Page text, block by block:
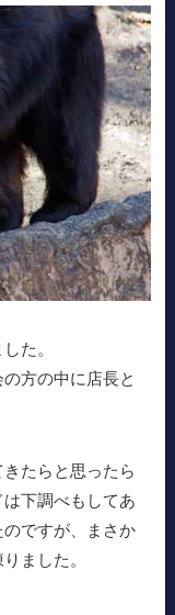
た。
方の中に店長と
たらと思ったら
下調べもしてあ
ですが、まさか
ました。